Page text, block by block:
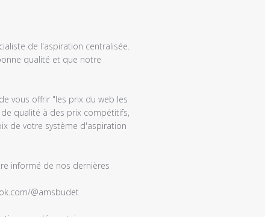
de l'aspiration centralisée.
qualité et que notre
vous offrir "les prix du web les
qualité à des prix compétitifs,
de votre système d'aspiration
informé de nos dernières
@amsbudet